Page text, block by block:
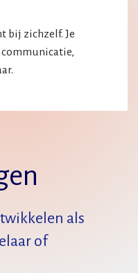
bij zichzelf. Je
als
of